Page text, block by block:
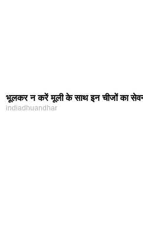
भूलकर न करें मूली के साथ इन चीजों का
indiadhuandhar